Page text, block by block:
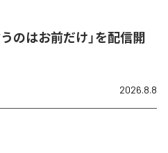
のはお前だけ」を配信開
2026.8.8